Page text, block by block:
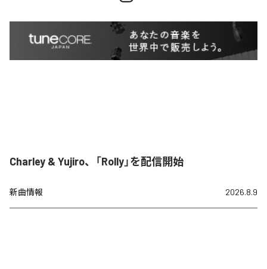
Charley & Yujiro、「Rolly」を配信開始
新曲情報 2026.8.9